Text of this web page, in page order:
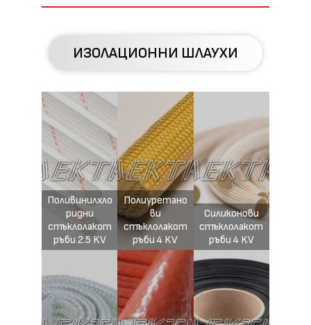
ИЗОЛАЦИОННИ ШЛАУХИ
Поливинилхло
ридни
стъклолакот
ръби 2.5 KV
Полиуретано
ви
стъклолакот
ръби 4 KV
Силиконови
стъклолакот
ръби 4 KV